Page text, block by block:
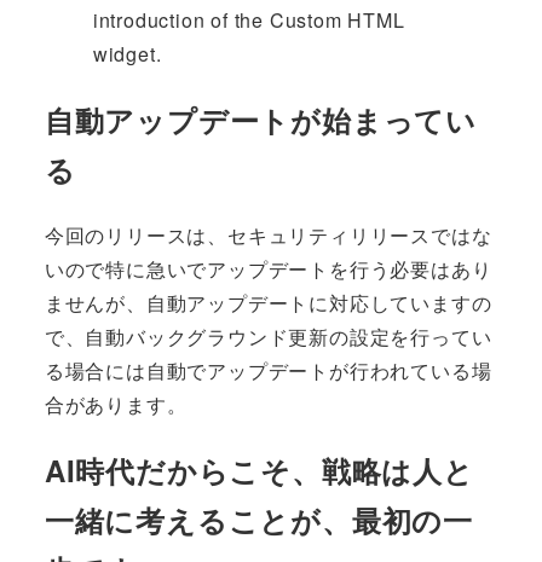
introduction of the Custom HTML
widget.
自動アップデートが始まってい
る
今回のリリースは、セキュリティリリースではな
いので特に急いでアップデートを行う必要はあり
ませんが、自動アップデートに対応していますの
で、自動バックグラウンド更新の設定を行ってい
る場合には自動でアップデートが行われている場
合があります。
AI時代だからこそ、戦略は人と
一緒に考えることが、最初の一